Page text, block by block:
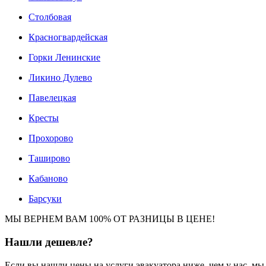
Столбовая
Красногвардейская
Горки Ленинские
Ликино Дулево
Павелецкая
Кресты
Прохорово
Таширово
Кабаново
Барсуки
МЫ ВЕРНЕМ ВАМ 100% ОТ РАЗНИЦЫ В ЦЕНЕ!
Нашли дешевле?